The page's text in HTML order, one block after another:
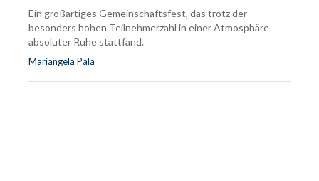
Ein großartiges Gemeinschaftsfest, das trotz der
besonders hohen Teilnehmerzahl in einer Atmosphäre
absoluter Ruhe stattfand.
Mariangela Pala